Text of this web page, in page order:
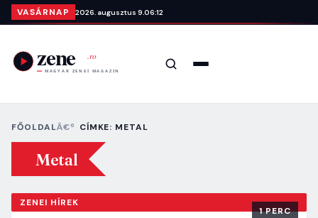
Ugrás a tartalomra
VASÁRNAP 2026. augusztus 9. 06:12
Keresés
FŐOLDAL CÍMKE: METAL
Metal
ZENEI HÍREK
1 PERC